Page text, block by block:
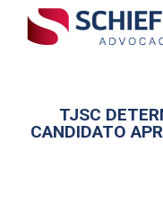
TJSC
CANDIDATO